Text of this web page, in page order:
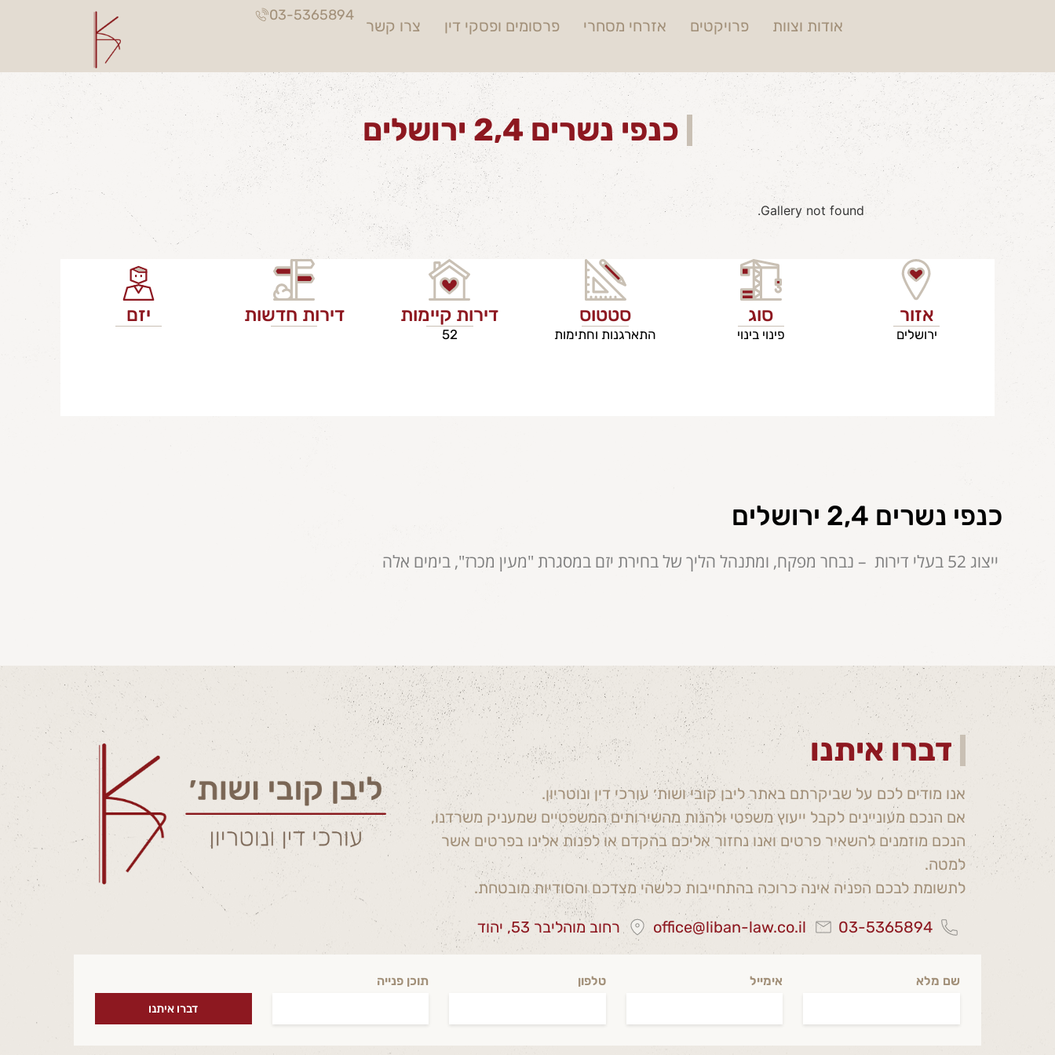
אודות וצוות פרויקטים אזרחי מסחרי פרסומים ופסקי דין צרו קשר
03-5365894
כנפי נשרים 2,4 ירושלים
Gallery not found.
אזור
ירושלים
סוג
פינוי בינוי
סטטוס
התארגנות וחתימות
דירות קיימות
52
דירות חדשות יזם
כנפי נשרים 2,4 ירושלים
ייצוג 52 בעלי דירות – נבחר מפקח, ומתנהל הליך של בחירת יזם במסגרת "מעין מכרז", בימים אלה
דברו איתנו
אנו מודים לכם על שביקרתם באתר ליבן קובי ושות׳ עורכי דין ונוטריון.
אם הנכם מעוניינים לקבל ייעוץ משפטי ולהנות מהשירותים המשפטיים שמעניק משרדנו,
הנכם מוזמנים להשאיר פרטים ואנו נחזור אליכם בהקדם או לפנות אלינו בפרטים אשר
למטה.
לתשומת לבכם הפניה אינה כרוכה בהתחייבות כלשהי מצדכם והסודיות מובטחת.
03-5365894
office@liban-law.co.il רחוב מוהליבר 53, יהוד
שם מלא אימייל טלפון תוכן פנייה
דברו איתנו